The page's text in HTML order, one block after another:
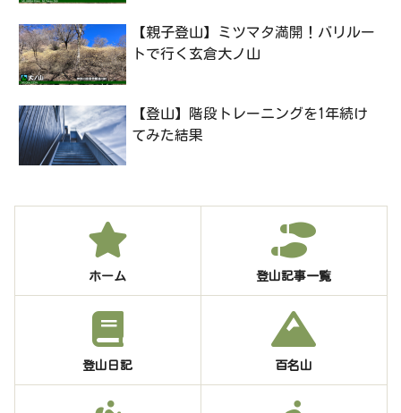
【親子登山】ミツマタ満開！バリルー
トで行く玄倉大ノ山
【登山】階段トレーニングを1年続け
てみた結果
ホーム 登山記事一覧
登山日記 百名山